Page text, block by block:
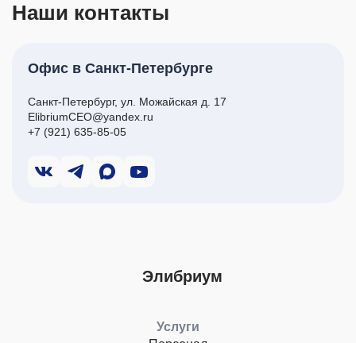
Наши контакты
Офис в Санкт-Петербурге
Санкт-Петербург, ул. Можайская д. 17
ElibriumCEO@yandex.ru
+7 (921) 635-85-05
Элибриум
Услуги